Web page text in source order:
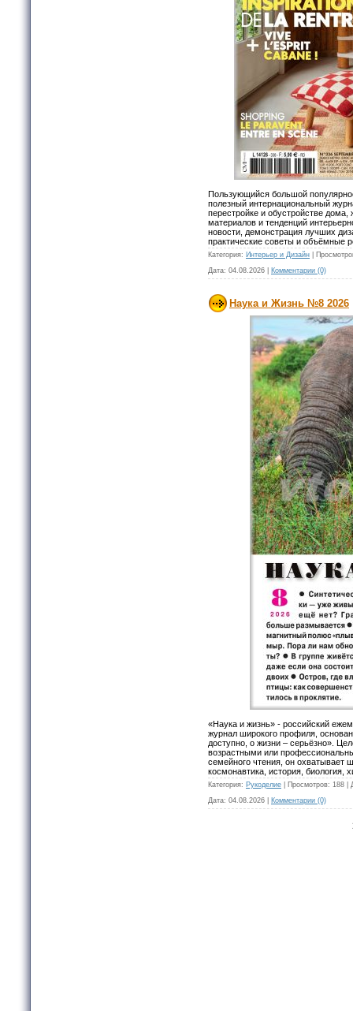
Пользующийся большой
полезный интернациональный
перестройке и обустройстве
материалов и тенденций
новости, демонстрация лучших
практические советы и объёмные
Категория: Интерьер и Дизайн
Дата: 04.08.2026 Комментарии (0)
Наука и Жизнь №8 2026
«Наука и жизнь» - российский
журнал широкого профиля,
доступно, о жизни – серьёзно».
возрастными или
семейного чтения, он охватывает
космонавтика, история, биология,
Категория: Рукоделие Просмотров: 188
Дата: 04.08.2026 Комментарии (0)